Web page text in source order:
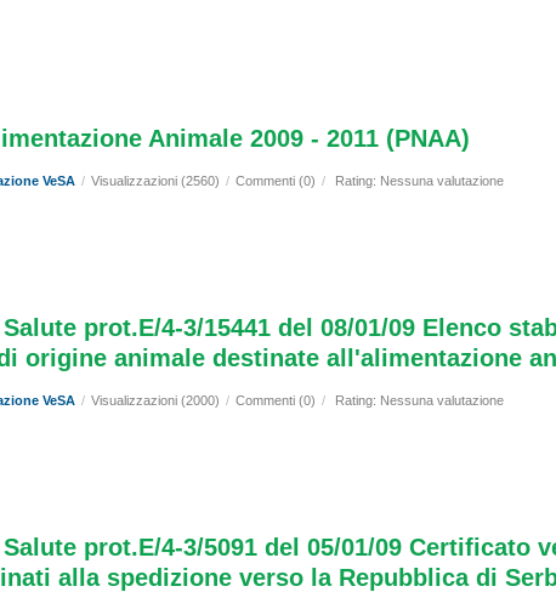
Animale 2009 - 2011 (PNAA)
VeSA / Visualizzazioni (2560) / Commenti (0) / Rating: Nessuna valutazione
prot.E/4-3/15441 del 08/01/09 Elenco
origine animale destinate all'alimentazione
VeSA / Visualizzazioni (2000) / Commenti (0) / Rating: Nessuna valutazione
prot.E/4-3/5091 del 05/01/09
alla spedizione verso la Repubblica di